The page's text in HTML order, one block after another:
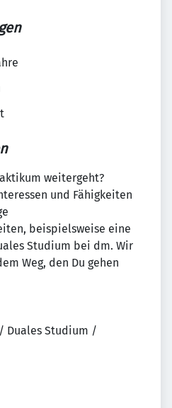
weitergeht?
und Fähigkeiten
beispielsweise eine
Studium bei dm. Wir
Weg, den Du gehen
Duales Studium /